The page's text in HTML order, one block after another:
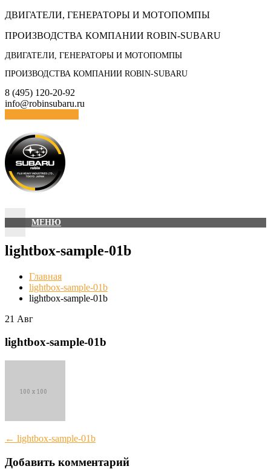
Skip
content
ДВИГАТЕЛИ, ГЕНЕРАТОРЫ И МОТОПОМПЫ
ПРОИЗВОДСТВА КОМПАНИИ ROBIN-SUBARU
ДВИГАТЕЛИ, ГЕНЕРАТОРЫ И МОТОПОМПЫ
ПРОИЗВОДСТВА КОМПАНИИ ROBIN-SUBARU
8 (495) 120-20-92
info@robinsubaru.ru
МЕНЮ
lightbox-sample-01b
Главная
lightbox-sample-01b
lightbox-sample-01b
21 Авг
lightbox-sample-01b
Post
navigation
← lightbox-sample-01b
Добавить комментарий